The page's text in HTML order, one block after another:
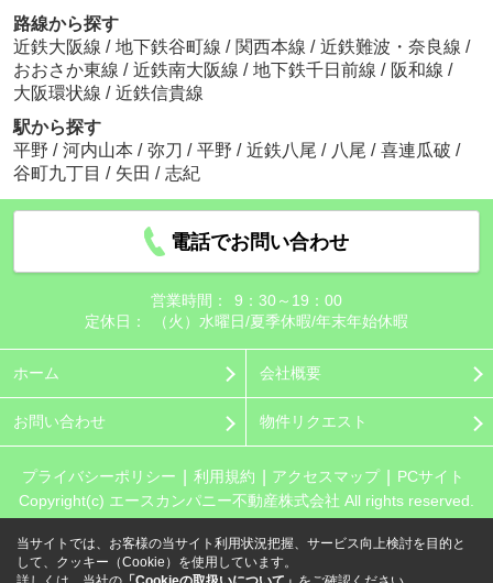
路線から探す
近鉄大阪線 / 地下鉄谷町線 / 関西本線 / 近鉄難波・奈良線 /
おおさか東線 / 近鉄南大阪線 / 地下鉄千日前線 / 阪和線 /
大阪環状線 / 近鉄信貴線
駅から探す
平野 / 河内山本 / 弥刀 / 平野 / 近鉄八尾 / 八尾 / 喜連瓜破 /
谷町九丁目 / 矢田 / 志紀
電話でお問い合わせ
営業時間：
9：30～19：00
定休日：
（火）水曜日/夏季休暇/年末年始休暇
ホーム 会社概要
お問い合わせ 物件リクエスト
プライバシーポリシー 利用規約 アクセスマップ
PCサイト
Copyright(c) エースカンパニー不動産株式会社 All rights reserved.
当サイトでは、お客様の当サイト利用状況把握、サービス向上検討を目的と
して、クッキー（Cookie）を使用しています。